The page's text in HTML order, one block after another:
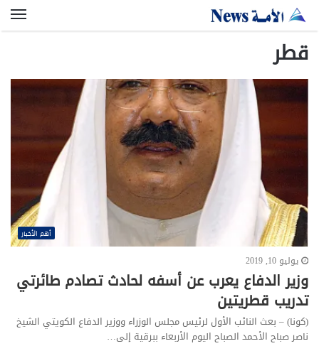
قطر
أهم الأخبار
يوليو 10, 2019
وزير الدفاع يعرب عن أسفه لحادث تصادم طائرتي
تدريب قطريتين
(كونا) – بعث النائب الأول لرئيس مجلس الوزراء ووزير الدفاع الكويتي الشيخ
ناصر صباح الأحمد الصباح اليوم الأربعاء ببرقية إلى…